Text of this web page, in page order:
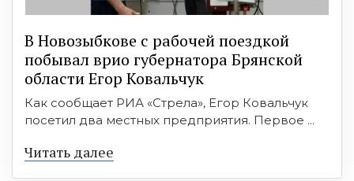
В Новозыбкове с рабочей поездкой
побывал врио губернатора Брянской
области Егор Ковальчук
Как сообщает РИА «Стрела», Егор Ковальчук
посетил два местных предприятия. Первое ...
Читать далее